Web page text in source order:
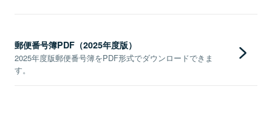
郵便番号簿PDF（2025年度版）
2025年度版郵便番号簿をPDF形式でダウンロードできま
す。